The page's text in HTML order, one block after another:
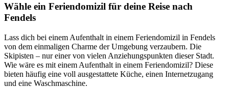
Wähle ein Feriendomizil für deine Reise nach
Fendels
Lass dich bei einem Aufenthalt in einem Feriendomizil in Fendels
von dem einmaligen Charme der Umgebung verzaubern. Die
Skipisten – nur einer von vielen Anziehungspunkten dieser Stadt.
Wie wäre es mit einem Aufenthalt in einem Feriendomizil? Diese
bieten häufig eine voll ausgestattete Küche, einen Internetzugang
und eine Waschmaschine.